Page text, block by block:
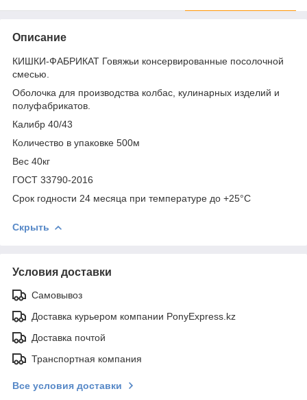
Описание
КИШКИ-ФАБРИКАТ Говяжьи консервированные посолочной
смесью.
Оболочка для производства колбас, кулинарных изделий и
полуфабрикатов.
Калибр 40/43
Количество в упаковке 500м
Вес 40кг
ГОСТ 33790-2016
Срок годности 24 месяца при температуре до +25°С
Скрыть
Условия доставки
Самовывоз
Доставка курьером компании PonyExpress.kz
Доставка почтой
Транспортная компания
Все условия доставки